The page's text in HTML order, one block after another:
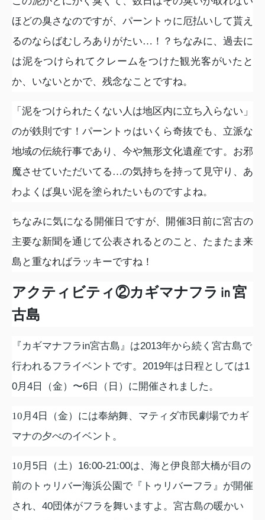
ほどの臭さなのですが、パーントゥに厄払いして貰え
るのならばむしろありがたい…！？ちなみに、過去に
は泥をつけられてクレームをつけた観光客がいたと
か、いないとかで、残念なことですね。
「泥をつけられたくない人は地区内に立ち入らない」
のが鉄則です！パーントゥはいくら奇抜でも、立派な
地域の伝統行事であり、今や無形文化遺産です。お邪
魔させていただいてる…の気持ちを持って見守り、あ
わよくば臭い泥を塗られたいものですよね。
ちなみに気になる開催日ですが、開催3日前に宮古の
主要な新聞を通じて公表されるとのこと、たまたま来
島と重なればラッキーですね！
アクティビティ②カギマナフラ㏌宮
古島
『カギマナフラ in宮古島』は2013年から続く宮古島で
行われるフライベントです。 2019年は日程としては1
0月 4 日（金）〜6 日（日）に開催されました。
10 月 4 日（金）には奉納舞、マティダ市民劇場でカギ
マナの夕べのイベント。
10 月 5 日（土） 16:00-21:00は、海と伊良部大橋が目の
前のトゥリバー海浜公園で『トゥリバーフラ』が開催
され、 40団体がフラを舞いますよ。宮古島の暖かい